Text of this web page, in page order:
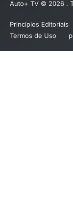
Auto+ TV © 2026 .
Princípios Editoriais
Termos de Uso